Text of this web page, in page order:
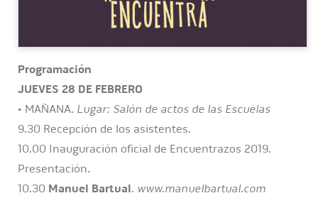
Programación
JUEVES 28 DE FEBRERO
• MAÑANA. Lugar: Salón de actos de las Escuelas
9.30 Recepción de los asistentes.
10.00 Inauguración oficial de Encuentrazos 2019.
Presentación.
10.30 Manuel Bartual. www.manuelbartual.com